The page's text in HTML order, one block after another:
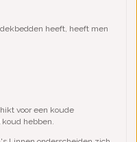
heeft, heeft men
voor een koude
koud hebben.